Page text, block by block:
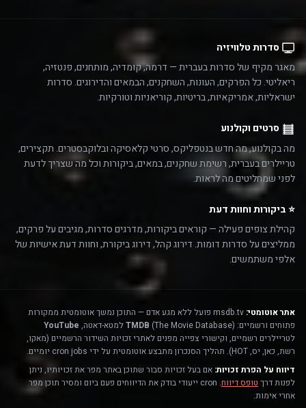
סדרות טלוויזיה
מאגר מקיף של סדרות בעברית — דרמה, קומדיה, מותחנים, פנטזיה,
ריאליטי. כל הפרקים, העונות, השחקנים, הבמאים והדירוגים. סדרות
ישראליות, אמריקאיות, בריטיות, קוריאניות וטורקיות.
סרטים וקולנוע
מה בקולנוע, מה חדש בנטפליקס, סרטי קלאסיקה ובלוקבסטרים. תקצירים,
טריילרים בעברית, רשימת שחקנים, במאים, ביקורות וכל מה שצריך לדעת
לפני שמחליטים מה לראות.
⭐ ביקורות וחוות דעת
קהילת צופים פעילה — קוראים ביקורות, מדרגים סדרות, מגיבים על פרקים,
ממליצים על סדרות דומות. דירוג קהל, דירוג ביקורת, וחוות דעת אישיות של
אלפי משתמשים.
אתר אוטומטי:
msdb.tv פועל ללא מגע אדם — התוכן נמשך אוטומטית ממקורות
פתוחים ורשמיים:
TMDB (The Movie Database) למטא-דאטה,
YouTube
לטריילרים רשמיים, וקישורי צפייה מפנים לאתרי זכויות השידור הרשמיים (מאקו,
רשת, כאן, יס, HOT). תהליך הסנכרון מתבצע אוטומטית על ידי cron jobs יומיים.
דיווח על הפרת זכויות: אם בעל זכויות סבור שתוכן באתר מפר את זכויותיו, ניתן
לפנות דרך טופס דיווח
. cron ייעודי בודק את הדיווחים פעם ביום ומסיר תוכן מפר
אחרי אימות.